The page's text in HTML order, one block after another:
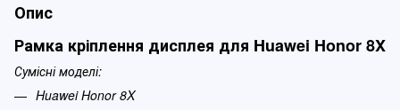
Опис
Рамка кріплення дисплея для Huawei Honor 8X
Сумісні моделі:
Huawei Honor 8X